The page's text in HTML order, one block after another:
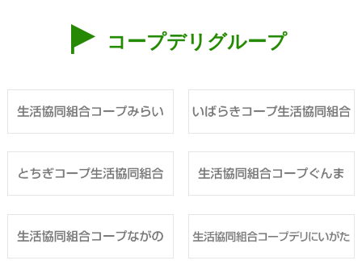
コープデリグループ